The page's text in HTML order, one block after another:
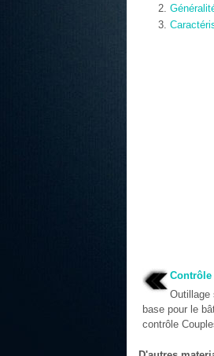
Outillage
base pour le
contrôle